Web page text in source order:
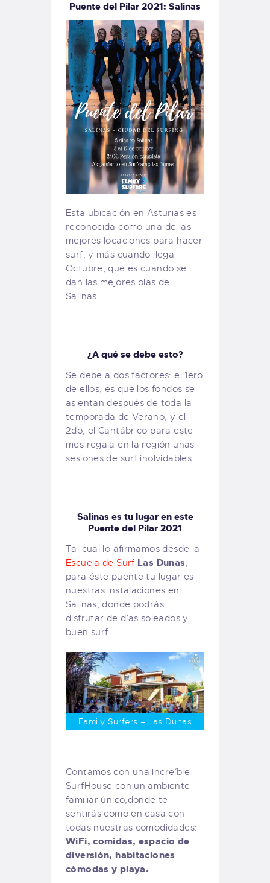
Puente del Pilar 2021: Salinas
Esta ubicación en Asturias es
reconocida como una de las
mejores locaciones para hacer
surf, y más cuando llega
Octubre, que es cuando se
dan las mejores olas de
Salinas.
¿A qué se debe esto?
Se debe a dos factores: el 1ero
de ellos, es que los fondos se
asientan después de toda la
temporada de Verano, y el
2do, el Cantábrico para este
mes regala en la región unas
sesiones de surf inolvidables.
Salinas es tu lugar en este
Puente del Pilar 2021
Tal cual lo afirmamos desde la
Escuela de Surf Las Dunas,
para éste puente tu lugar es
nuestras instalaciones en
Salinas, donde podrás
disfrutar de días soleados y
buen surf.
Family Surfers – Las Dunas
Contamos con una increíble
SurfHouse con un ambiente
familiar único,donde te
sentirás como en casa con
todas nuestras comodidades:
WiFi, comidas, espacio de
diversión, habitaciones
cómodas y playa.